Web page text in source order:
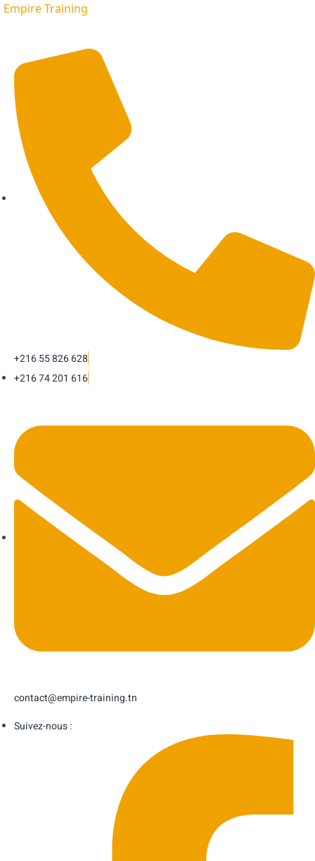
Empire Training
+216 55 826 628
+216 74 201 616
contact@empire-training.tn
Suivez-nous :